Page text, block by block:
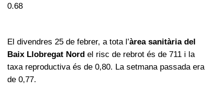
0.68
El divendres 25 de febrer, a tota l’àrea sanitària del
Baix Llobregat Nord el risc de rebrot és de 711 i la
taxa reproductiva és de 0,80. La setmana passada era
de 0,77.